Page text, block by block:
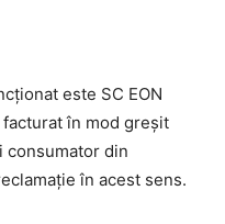
este SC EON
facturat în mod greşit
consumator din
în acest sens.